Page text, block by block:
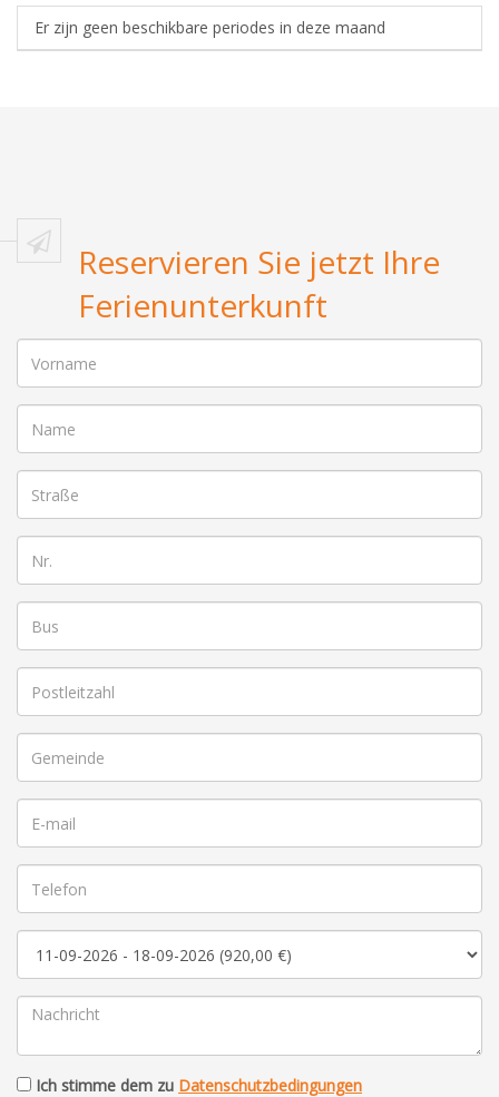
Er zijn geen beschikbare periodes in deze maand
Reservieren Sie jetzt Ihre
Ferienunterkunft
Ich stimme dem zu Datenschutzbedingungen